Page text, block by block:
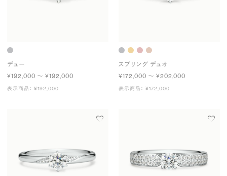
デュー
¥192,000 〜 ¥192,000
表示商品： ¥192,000
スプリング デュオ
¥172,000 〜 ¥202,000
表示商品： ¥172,000